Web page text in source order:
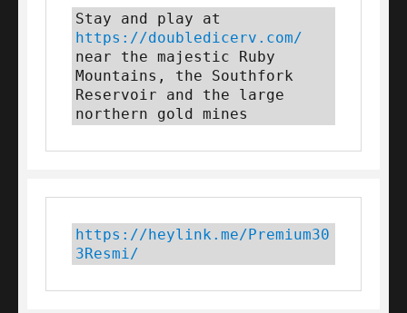
https://doubledicerv.com/
near the majestic Ruby
Mountains, the Southfork
Reservoir and the large
northern gold mines
https://heylink.me/Premium30
3Resmi/